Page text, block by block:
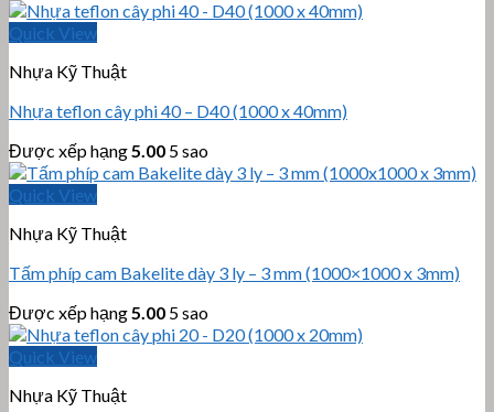
Quick View
Nhựa Kỹ Thuật
Nhựa teflon cây phi 40 – D40 (1000 x 40mm)
Được xếp hạng 5.00 5 sao
Quick View
Nhựa Kỹ Thuật
Tấm phíp cam Bakelite dày 3 ly – 3 mm (1000×1000 x 3mm)
Được xếp hạng 5.00 5 sao
Quick View
Nhựa Kỹ Thuật